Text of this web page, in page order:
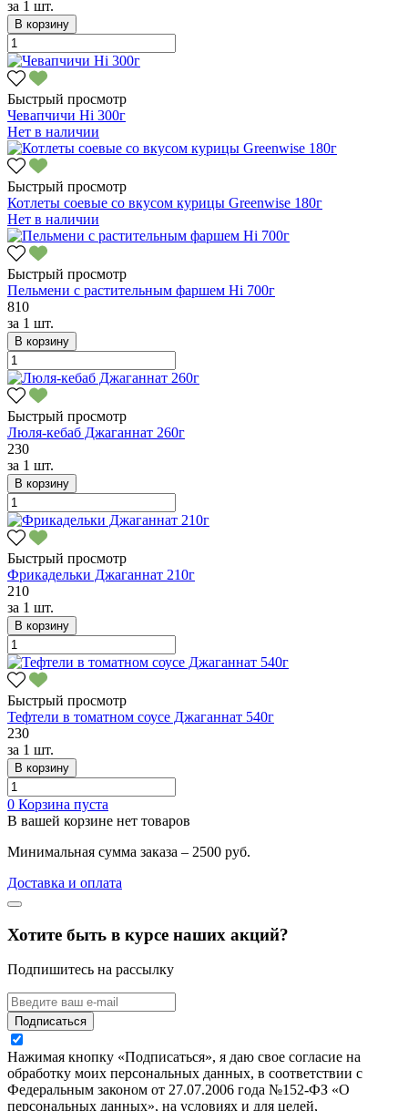
за 1 шт.
В корзину
Быстрый просмотр
Чевапчичи Hi 300г
Нет в наличии
Быстрый просмотр
Котлеты соевые со вкусом курицы Greenwise 180г
Нет в наличии
Быстрый просмотр
Пельмени с растительным фаршем Hi 700г
810
за 1 шт.
В корзину
Быстрый просмотр
Люля-кебаб Джаганнат 260г
230
за 1 шт.
В корзину
Быстрый просмотр
Фрикадельки Джаганнат 210г
210
за 1 шт.
В корзину
Быстрый просмотр
Тефтели в томатном соусе Джаганнат 540г
230
за 1 шт.
В корзину
0 Корзина пуста
В вашей корзине нет товаров
Минимальная сумма заказа – 2500 руб.
Доставка и оплата
Хотите быть в курсе наших акций?
Подпишитесь на рассылку
Подписаться
Нажимая кнопку «Подписаться», я даю свое согласие на
обработку моих персональных данных, в соответствии с
Федеральным законом от 27.07.2006 года №152-ФЗ «О
персональных данных», на условиях и для целей,